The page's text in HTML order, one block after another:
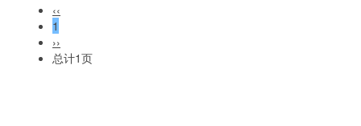
‹‹
1
››
总计1页